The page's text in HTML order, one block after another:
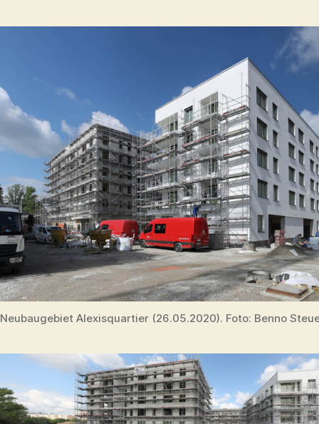
Neubaugebiet Alexisquartier (26.05.2020). Foto: Benno